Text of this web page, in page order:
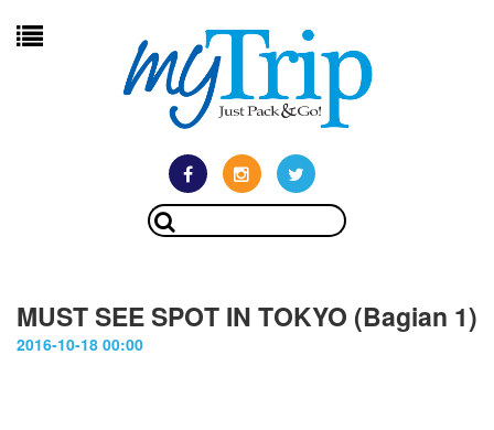
MUST SEE SPOT IN TOKYO (Bagian 1)
2016-10-18 00:00